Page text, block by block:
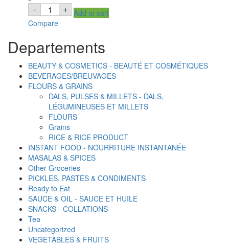
- BOULES
Saveur
Fromage
100g
+ Add to cart
Compare
Departements
BEAUTY & COSMETICS - BEAUTÉ ET COSMÉTIQUES
BEVERAGES/BREUVAGES
FLOURS & GRAINS
DALS, PULSES & MILLETS - DALS,
LÉGUMINEUSES ET MILLETS
FLOURS
Grains
RICE & RICE PRODUCT
INSTANT FOOD - NOURRITURE INSTANTANÉE
MASALAS & SPICES
Other Groceries
PICKLES, PASTES & CONDIMENTS
Ready to Eat
SAUCE & OIL - SAUCE ET HUILE
SNACKS - COLLATIONS
Tea
Uncategorized
VEGETABLES & FRUITS